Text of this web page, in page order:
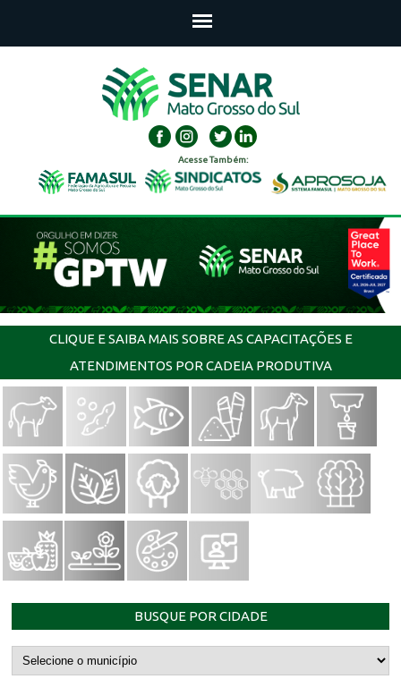
Acesse Também:
CLIQUE E SAIBA MAIS SOBRE AS CAPACITAÇÕES E
ATENDIMENTOS POR CADEIA PRODUTIVA
BUSQUE POR CIDADE